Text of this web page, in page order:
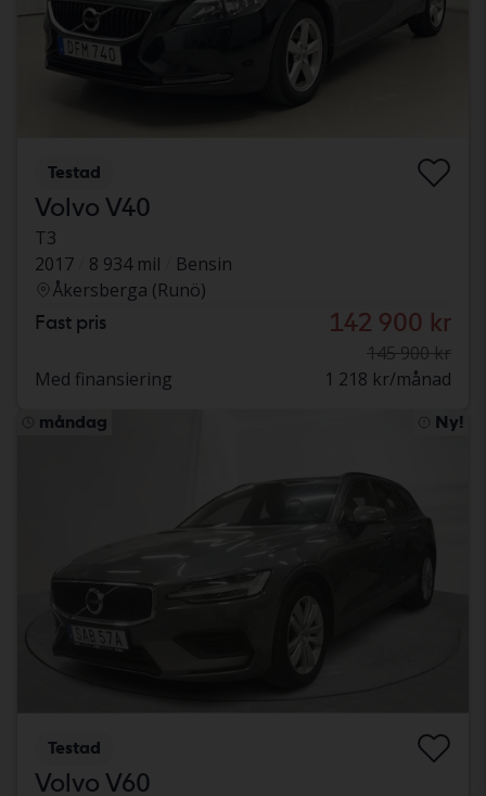
Testad
Volvo V40
T3
2017
8 934 mil
Bensin
Åkersberga (Runö)
Fast pris 142 900 kr
145 900 kr
Med finansiering
1 218 kr/månad
måndag Ny!
Testad
Volvo V60